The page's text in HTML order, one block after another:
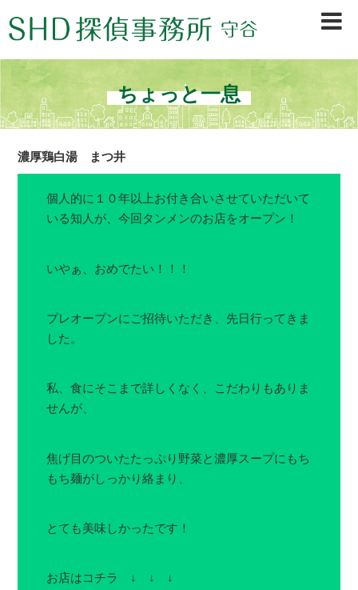
茨城県守谷市、取手市、常総市、龍ヶ崎市、坂東市、境町、古河市を中心に、浮
気調査・行動調査・信用調査等、早期調査＆秘密厳守で不安を素早く解決。初め
ての方も安心の探偵会社です。
ちょっと一息
濃厚鶏白湯 まつ井
個人的に１０年以上お付き合いさせていただいて
いる知人が、今回タンメンのお店をオープン！
いやぁ、おめでたい！！！
プレオープンにご招待いただき、先日行ってきま
した。
私、食にそこまで詳しくなく、こだわりもありま
せんが、
焦げ目のついたたっぷり野菜と濃厚スープにもち
もち麺がしっかり絡まり、
とても美味しかったです！
お店はコチラ ↓ ↓ ↓